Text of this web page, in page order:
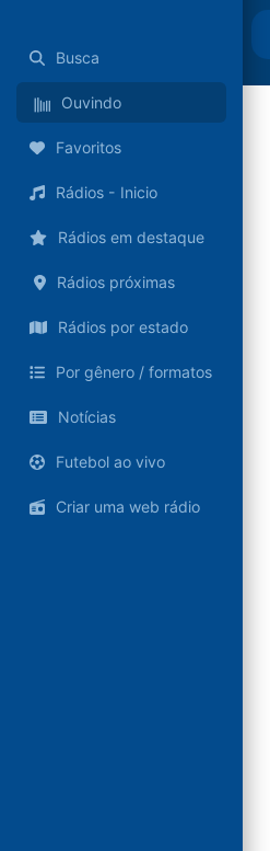
Busca
Ouvindo
Favoritos
Rádios - Inicio
Rádios em destaque
Rádios próximas
Rádios por estado
Por gênero / formatos
Notícias
Futebol ao vivo
Criar uma web rádio